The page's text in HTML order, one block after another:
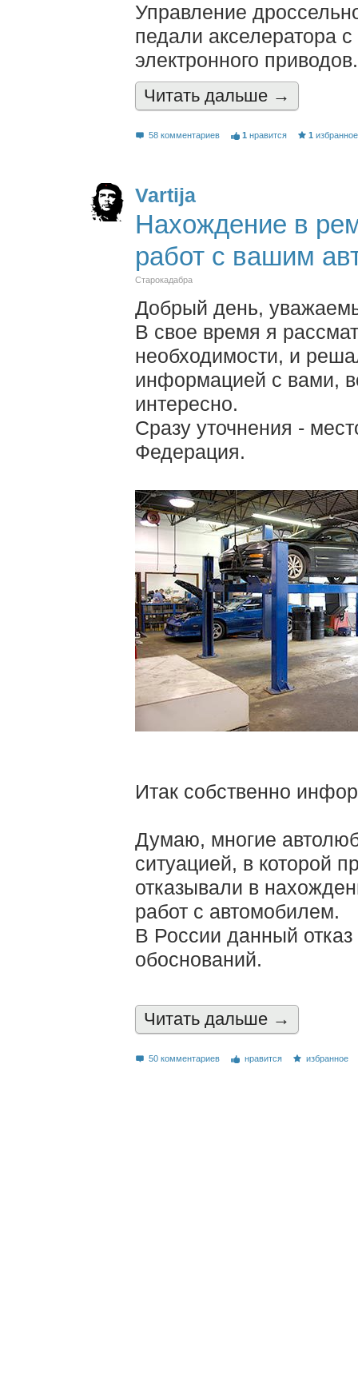
Управление
педали акселератора
электронного приводов.
Читать дальшe →
58 комментариев 1 нравится 1 избранное
Vartija
Нахождение в
работ с вашим
Старокадабра
Добрый день,
В свое время я
необходимости, и
информацией с вами,
интересно.
Сразу уточнения -
Федерация.
Итак собственно
Думаю, многие
ситуацией, в которой
отказывали в
работ с автомобилем.
В России данный
обоснований.
Читать дальшe →
50 комментариев нравится избранное